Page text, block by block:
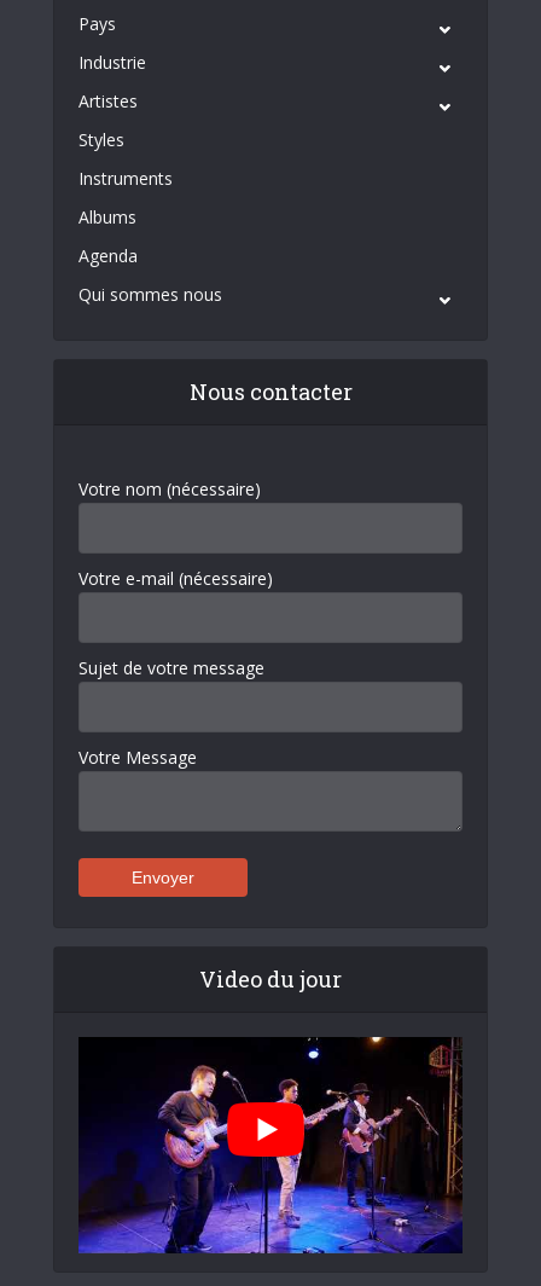
Pays
Industrie
Artistes
Styles
Instruments
Albums
Agenda
Qui sommes nous
Nous contacter
Votre nom (nécessaire)
Votre e-mail (nécessaire)
Sujet de votre message
Votre Message
Video du jour